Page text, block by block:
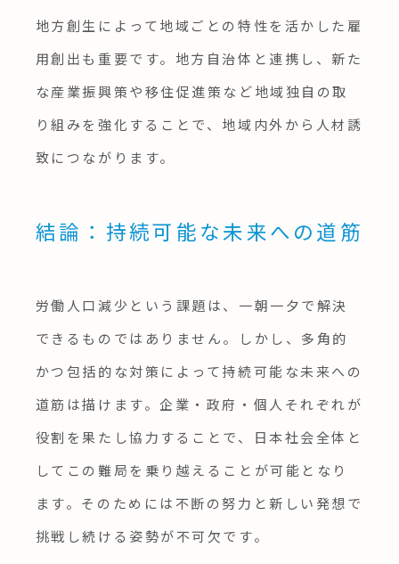
地方創生によって地域ごとの特性を活かした雇
用創出も重要です。地方自治体と連携し、新た
な産業振興策や移住促進策など地域独自の取
り組みを強化することで、地域内外から人材誘
致につながります。
結論：持続可能な未来への道筋
労働人口減少という課題は、一朝一夕で解決
できるものではありません。しかし、多角的
かつ包括的な対策によって持続可能な未来への
道筋は描けます。企業・政府・個人それぞれが
役割を果たし協力することで、日本社会全体と
してこの難局を乗り越えることが可能となり
ます。そのためには不断の努力と新しい発想で
挑戦し続ける姿勢が不可欠です。